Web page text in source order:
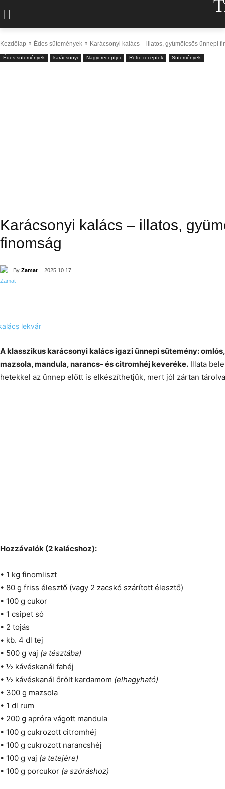
Kezdőlap Édes sütemények Karácsonyi kalács – illatos, gyümölcsös ünnepi
Édes sütemények karácsonyi Nagyi receptjei Retro receptek Sütemények
Karácsonyi kalács – illatos,
finomság
By Zamat 2025.10.17.
A klasszikus karácsonyi kalács igazi ünnepi sütemény:
mazsola, mandula, narancs- és citromhéj keveréke. Illata
hetekkel az ünnep előtt is elkészíthetjük, mert jól zártan
Hozzávalók (2 kalácshoz):
• 1 kg finomliszt
• 80 g friss élesztő (vagy 2 zacskó szárított élesztő)
• 100 g cukor
• 1 csipet só
• 2 tojás
• kb. 4 dl tej
• 500 g vaj (a tésztába)
• ½ kávéskanál fahéj
• ½ kávéskanál őrölt kardamom (elhagyható)
• 300 g mazsola
• 1 dl rum
• 200 g apróra vágott mandula
• 100 g cukrozott citromhéj
• 100 g cukrozott narancshéj
• 100 g vaj (a tetejére)
• 100 g porcukor (a szóráshoz)